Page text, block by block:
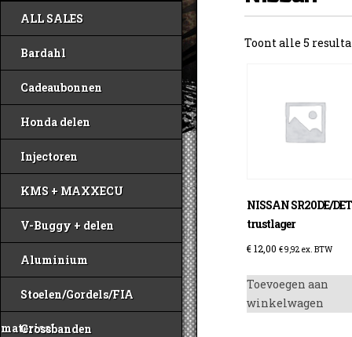
ALL SALES
Bardahl
Cadeaubonnen
Honda delen
Injectoren
KMS + MAXXECU
V-Buggy + delen
Aluminium
Stoelen/Gordels/FIA
materiaal
Crossbanden
Toont alle 5
NISSAN SR20DE/DET
trustlager
€12,00 €9,92 ex. BTW
Toevoegen aan
winkelwagen